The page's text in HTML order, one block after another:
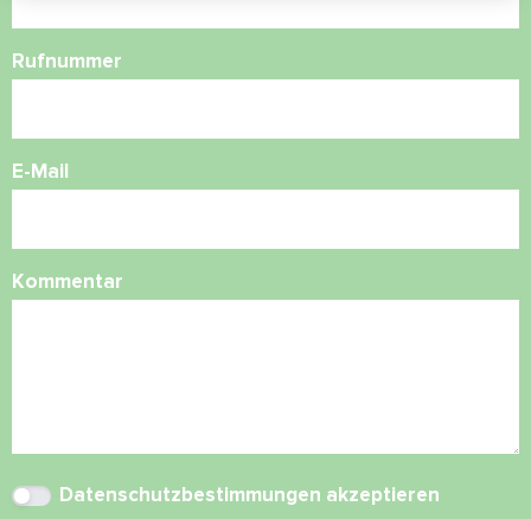
Rufnummer
E-Mail
Kommentar
Datenschutzbestimmungen akzeptieren